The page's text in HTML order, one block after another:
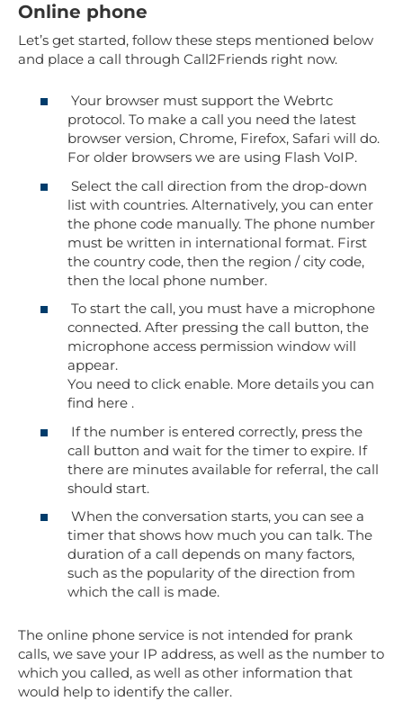
Online phone
Let’s get started, follow these steps mentioned below
and place a call through Call2Friends right now.
Your browser must support the Webrtc
protocol. To make a call you need the latest
browser version, Chrome, Firefox, Safari will do.
For older browsers we are using Flash VoIP.
Select the call direction from the drop-down
list with countries. Alternatively, you can enter
the phone code manually. The phone number
must be written in international format. First
the country code, then the region / city code,
then the local phone number.
To start the call, you must have a microphone
connected. After pressing the call button, the
microphone access permission window will
appear.
You need to click enable. More details you can
find here .
If the number is entered correctly, press the
call button and wait for the timer to expire. If
there are minutes available for referral, the call
should start.
When the conversation starts, you can see a
timer that shows how much you can talk. The
duration of a call depends on many factors,
such as the popularity of the direction from
which the call is made.
The online phone service is not intended for prank
calls, we save your IP address, as well as the number to
which you called, as well as other information that
would help to identify the caller.